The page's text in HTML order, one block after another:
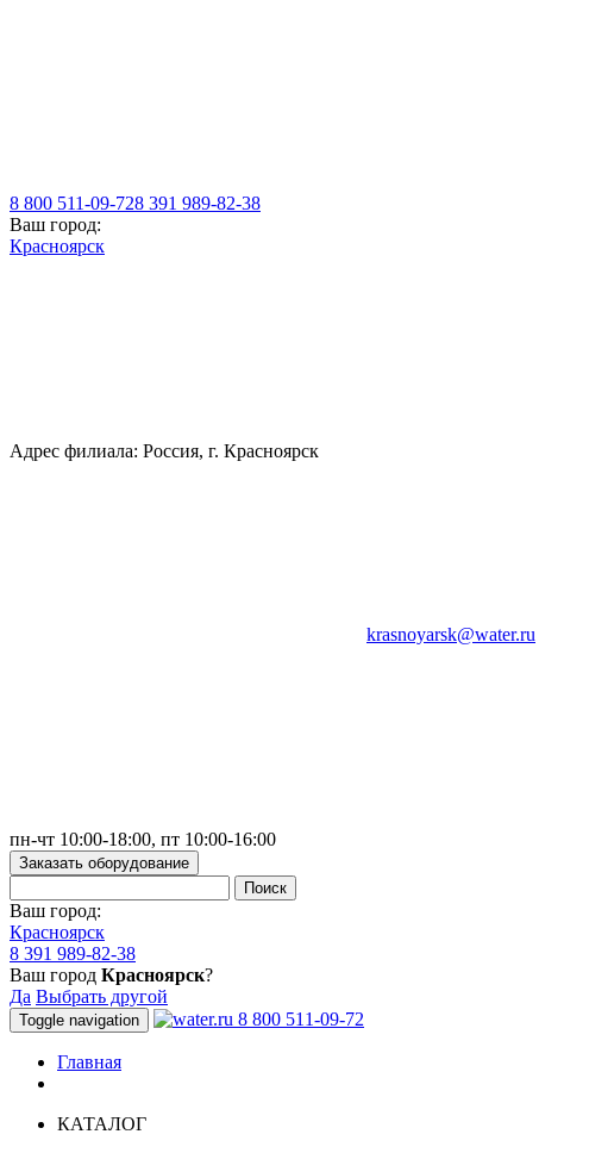
8 800 511-09-728 391 989-82-38
Ваш город:
Красноярск
Адрес филиала: Россия, г. Красноярск
krasnoyarsk@water.ru
пн-чт 10:00-18:00, пт 10:00-16:00
Заказать оборудование
Ваш город:
Красноярск
8 391 989-82-38
Ваш город Красноярск?
Да Выбрать другой
Toggle navigation 8 800 511-09-72
Главная
КАТАЛОГ